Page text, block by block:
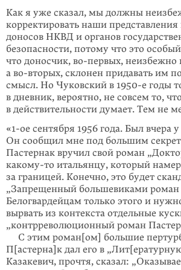
Как я уже сказал, мы должны
корректировать наши представления
доносов НКВД и органов
безопасности, потому что это
что доносчик, во-первых, неизбежно
а во-вторых, склонен придавать им
смысл. Но Чуковский в 1950-е годы
в дневник, вероятно, не совсем то,
в действительности думает. Тем не
«1-ое сентября 1956 года. Был вчера
Он сообщил мне под большим
Пастернак вручил свой роман
какому-то итальянцу, который
за грани­цей. Конечно, это будет
„Запрещенный большевиками роман
Белогвардейцам только этого и
вырвать из контекста отдельные
„контрреволюционный роман
С этим роман[ом] большие
П[астерна]к дал его в
Казакевич, прочтя, сказал: